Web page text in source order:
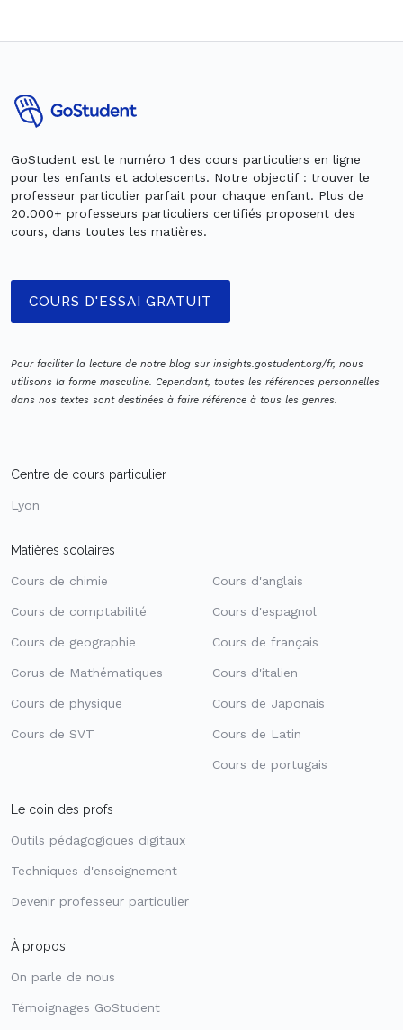
GoStudent est le numéro 1 des cours particuliers en ligne
pour les enfants et adolescents. Notre objectif : trouver le
professeur particulier parfait pour chaque enfant. Plus de
20.000+ professeurs particuliers certifiés proposent des
cours, dans toutes les matières.
COURS D'ESSAI GRATUIT
Pour faciliter la lecture de notre blog sur insights.gostudent.org/fr, nous
utilisons la forme masculine. Cependant, toutes les références personnelles
dans nos textes sont destinées à faire référence à tous les genres.
Centre de cours particulier
Lyon
Matières scolaires
Cours de chimie
Cours de comptabilité
Cours de geographie
Corus de Mathématiques
Cours de physique
Cours de SVT
Cours d'anglais
Cours d'espagnol
Cours de français
Cours d'italien
Cours de Japonais
Cours de Latin
Cours de portugais
Le coin des profs
Outils pédagogiques digitaux
Techniques d'enseignement
Devenir professeur particulier
À propos
On parle de nous
Témoignages GoStudent